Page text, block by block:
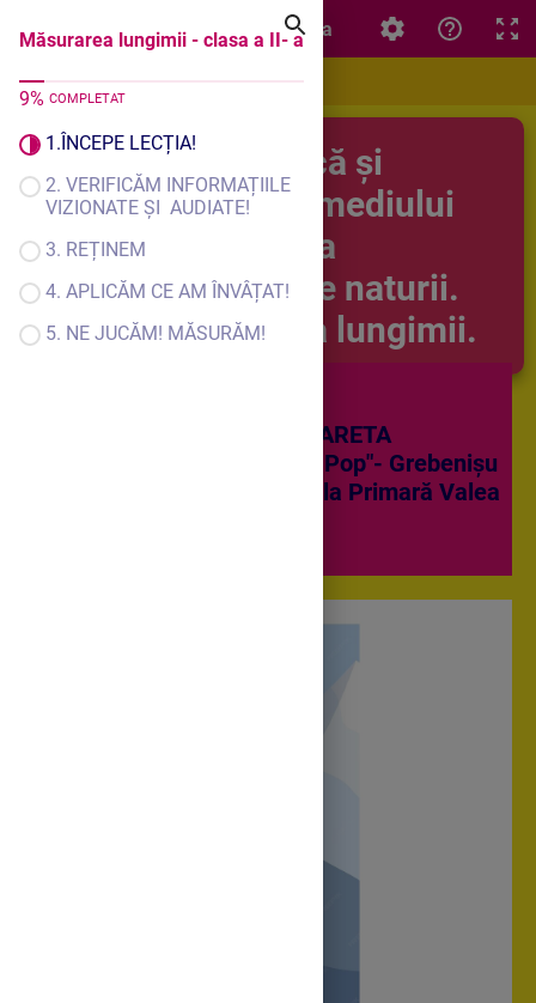
Măsurarea lungimii - clasa a II- a
9% COMPLETAT
1.ÎNCEPE LECȚIA!
2. VERIFICĂM INFORMAȚIILE
VIZIONATE ȘI AUDIATE!
3. REȚINEM
4. APLICĂM CE AM ÎNVÂȚAT!
5. NE JUCĂM! MĂSURĂM!
Măsurarea lungimii - clasa a II- a
Matematică și
exlorarea mediului
Clasa a II-a
U.Î. Tainele naturii.
Măsurarea lungimii.
GERMAN ADRIANA MARGARETA
Școala Gimnazială " Vasile Pop"- Grebenișu
de Câmpie- Structura Școala Primară Valea